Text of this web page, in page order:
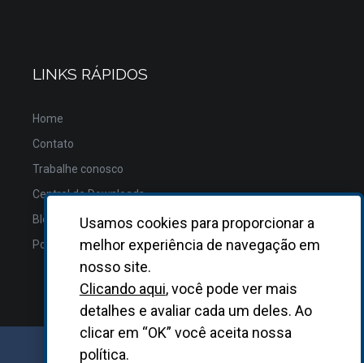
LINKS RÁPIDOS
Home
Contato
Trabalhe conosco
Central de Downloads
Blog
Política de Privacidade
Usamos cookies para proporcionar a
melhor experiência de navegação em
nosso site.
Clicando aqui, você pode ver mais
detalhes e avaliar cada um deles. Ao
clicar em “OK” você aceita nossa
política.